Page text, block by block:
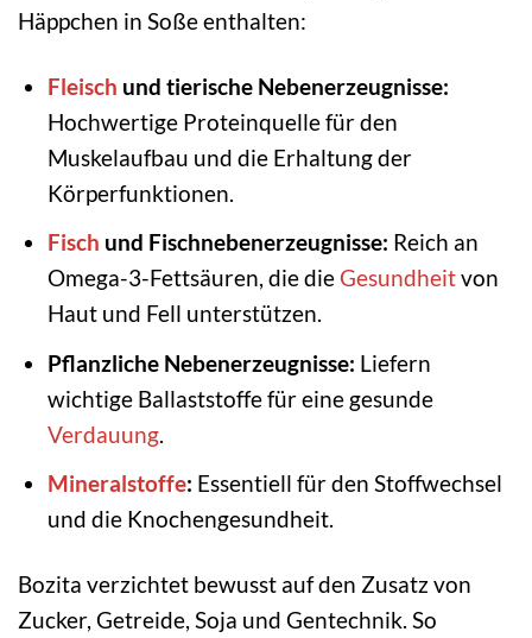
Häppchen in Soße enthalten:
Fleisch und tierische Nebenerzeugnisse:
Hochwertige Proteinquelle für den
Muskelaufbau und die Erhaltung der
Körperfunktionen.
Fisch und Fischnebenerzeugnisse: Reich an
Omega-3-Fettsäuren, die die Gesundheitvon
Haut und Fell unterstützen.
Pflanzliche Nebenerzeugnisse: Liefern
wichtige Ballaststoffe für eine gesunde
Verdauung.
Mineralstoffe: Essentiell für den Stoffwechsel
und die Knochengesundheit.
Bozita verzichtet bewusst auf den Zusatz von
Zucker, Getreide, Soja und Gentechnik. So